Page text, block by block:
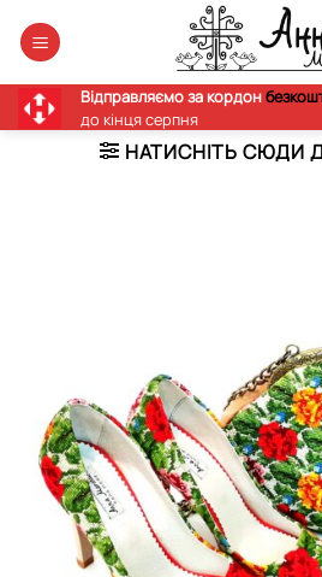
Відправляємо за кордон
до кінця серпня
НАТИСНІТЬ СЮДИ